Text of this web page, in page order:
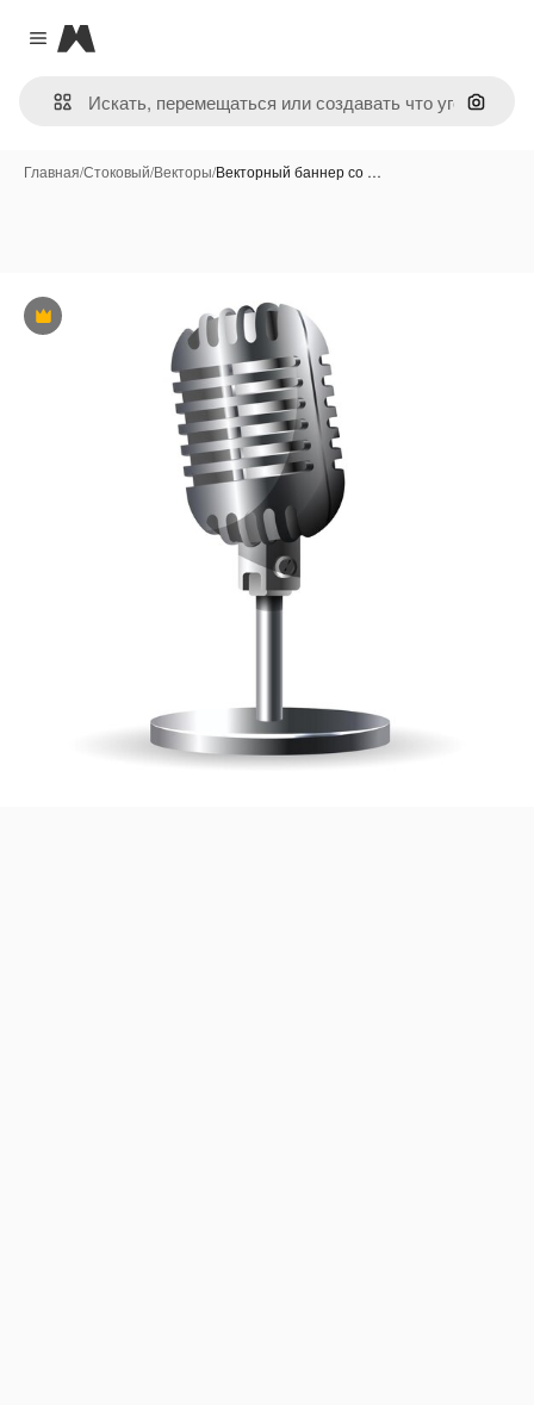
Close menu
Magnific
Поиск
Главная/Стоковый/Векторы/Векторный баннер со …
Премиум